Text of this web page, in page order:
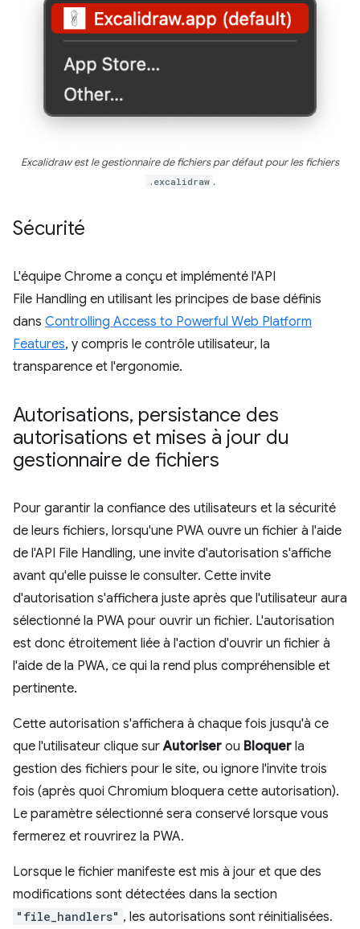
Excalidraw est le gestionnaire de fichiers par défaut pour les fichiers
.excalidraw .
Sécurité
L'équipe Chrome a conçu et implémenté l'API
File Handling en utilisant les principes de base définis
dans Controlling Access to Powerful Web Platform
Features, y compris le contrôle utilisateur, la
transparence et l'ergonomie.
Autorisations, persistance des
autorisations et mises à jour du
gestionnaire de fichiers
Pour garantir la confiance des utilisateurs et la sécurité
de leurs fichiers, lorsqu'une PWA ouvre un fichier à l'aide
de l'API File Handling, une invite d'autorisation s'affiche
avant qu'elle puisse le consulter. Cette invite
d'autorisation s'affichera juste après que l'utilisateur aura
sélectionné la PWA pour ouvrir un fichier. L'autorisation
est donc étroitement liée à l'action d'ouvrir un fichier à
l'aide de la PWA, ce qui la rend plus compréhensible et
pertinente.
Cette autorisation s'affichera à chaque fois jusqu'à ce
que l'utilisateur clique surAutoriser ou Bloquer la
gestion des fichiers pour le site, ou ignore l'invite trois
fois (après quoi Chromium bloquera cette autorisation).
Le paramètre sélectionné sera conservé lorsque vous
fermerez et rouvrirez la PWA.
Lorsque le fichier manifeste est mis à jour et que des
modifications sont détectées dans la section
"file_handlers" , les autorisations sont réinitialisées.